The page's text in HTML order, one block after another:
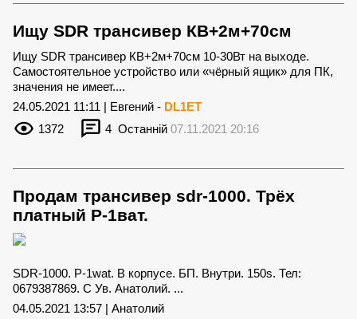
Ищу SDR трансивер КВ+2м+70см
Ищу SDR трансивер КВ+2м+70см 10-30Вт на выходе.
Самостоятельное устройство или «чёрный ящик» для ПК,
значения не имеет....
24.05.2021 11:11 | Евгений - DL1ET
1372
4 Останній 07.11.2021 20:16
Продам трансивер sdr-1000. Трёх
платный P-1ват.
SDR-1000. P-1wat. В корпусе. БП. Внутри. 150s. Тел:
0679387869. С Ув. Анатолий. ...
04.05.2021 13:57 | Анатолий